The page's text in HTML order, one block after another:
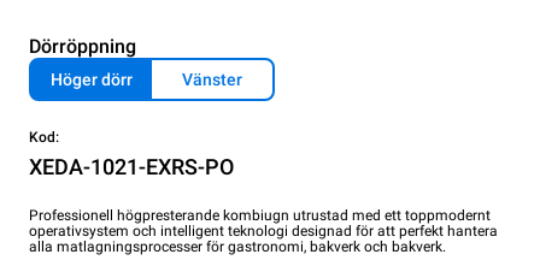
Dörröppning
Höger dörr Vänster
Kod:
XEDA-1021-EXRS-PO
Professionell högpresterande kombiugn utrustad med ett toppmodernt
operativsystem och intelligent teknologi designad för att perfekt hantera
alla matlagningsprocesser för gastronomi, bakverk och bakverk.